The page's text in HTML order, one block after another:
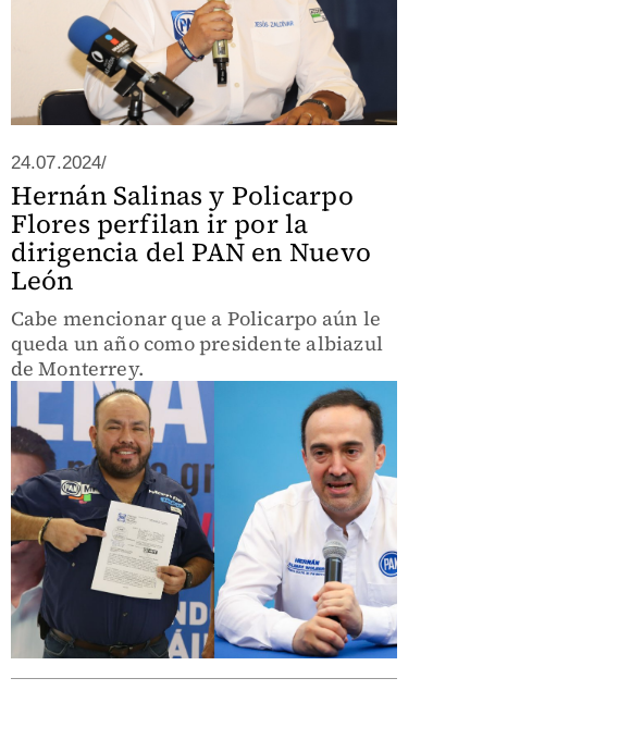
24.07.2024/
Hernán Salinas y Policarpo
Flores perfilan ir por la
dirigencia del PAN en Nuevo
León
Cabe mencionar que a Policarpo aún le
queda un año como presidente albiazul
de Monterrey.